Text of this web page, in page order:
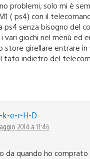
problemi, solo mi è
( ps4) con il
ps4 senza bisogno del
vari giochi nel menù ed
store girellare entrare in
tato indietro del
k-e-r-H-D
2014 a 11:46
da quando ho comprato